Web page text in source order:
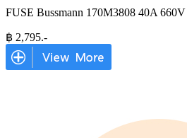
FUSE Bussmann 170M3808 40A
฿ 2,795.-